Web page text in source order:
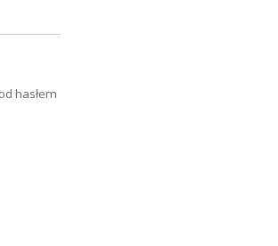
hasłem